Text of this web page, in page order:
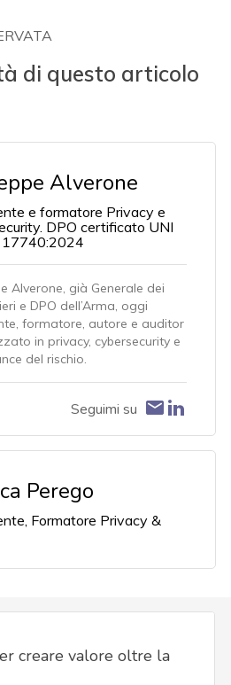
di questo articolo
Alverone
e formatore Privacy e
DPO certificato UNI
17740:2024
Alverone, già Generale dei
e DPO dell’Arma, oggi
formatore, autore e auditor
in privacy, cybersecurity e
del rischio.
Seguimi su
Perego
Formatore Privacy &
creare valore oltre la